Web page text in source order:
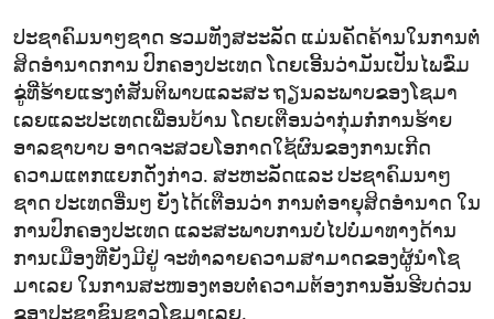
ປະຊາຄົມນາໆຊາດ ຮວມທັງສະະລັດ ແມ່ນຄັດຄ້ານໃນການຕໍ່
ສິດອຳນາດການ ປົກຄອງປະເທດ ໂດຍເອີ້ນວ່າມັນເປັນໄພຂົ່ມ
ຂູ່ທີິ່ຮ້າຍແຮງຕໍ່ສັນຕິພາບແລະສະ ຖຽນລະພາບຂອງໂຊມາ
ເລຍແລະປະເທດເພື່ອນບ້ານ ໂດຍເຕືອນວ່າກຸ່ມກໍ່ການຮ້າຍ
ອາລຊາບາບ ອາດຈະສວຍໂອກາດໃຊ້ຜົນຂອງການເກີດ
ຄວາມແຕກແຍກດັ່ງກ່າວ. ສະຫະລັດແລະ ປະຊາຄົມນາໆ
ຊາດ ປະເທດອື່ນໆ ຍັງໄດ້ເຕືອນວ່າ ການຕໍ່ອາຍຸສິດອຳນາດ ໃນ
ການປົກຄອງປະເທດ ແລະສະພາບການບໍ່ໄປບໍ່ມາທາງດ້ານ
ການເມືອງທີ່ຍັງມີຢູ່ ຈະທຳລາຍຄວາມສາມາດຂອງຜູ້ນຳໂຊ
ມາເລຍ ໃນການສະໜອງຕອບຕໍ່ຄວາມຕ້ອງການອັນຮີບດ່ວນ